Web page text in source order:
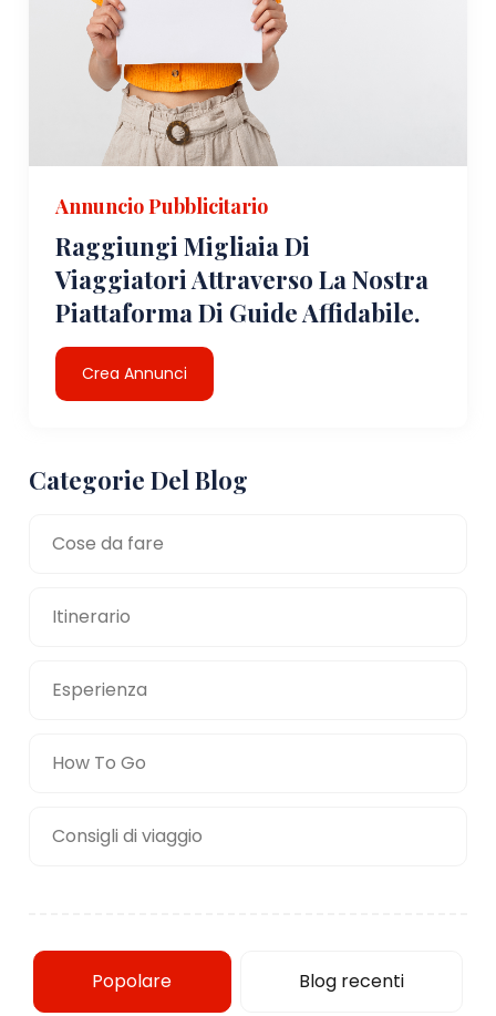
Annuncio Pubblicitario
Raggiungi Migliaia Di
Viaggiatori Attraverso La Nostra
Piattaforma Di Guide Affidabile.
Crea Annunci
Categorie Del Blog
Cose da fare
Itinerario
Esperienza
How To Go
Consigli di viaggio
Popolare Blog recenti